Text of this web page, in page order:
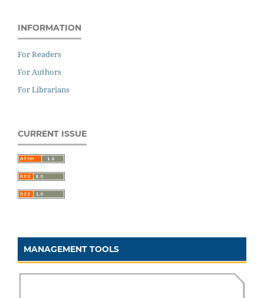
INFORMATION
For Readers
For Authors
For Librarians
CURRENT ISSUE
MANAGEMENT TOOLS